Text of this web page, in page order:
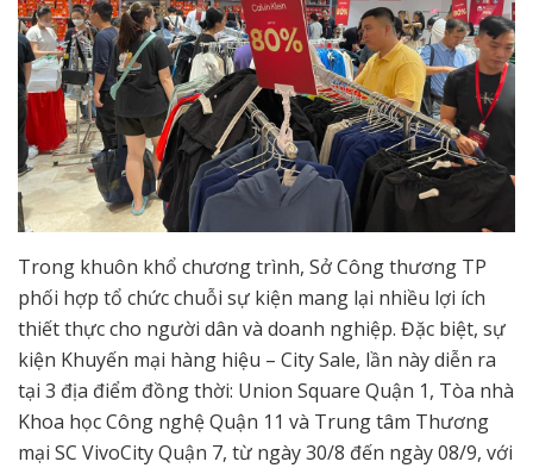
Trong khuôn khổ chương trình, Sở Công thương TP
phối hợp tổ chức chuỗi sự kiện mang lại nhiều lợi ích
thiết thực cho người dân và doanh nghiệp. Đặc biệt, sự
kiện Khuyến mại hàng hiệu – City Sale, lần này diễn ra
tại 3 địa điểm đồng thời: Union Square Quận 1, Tòa nhà
Khoa học Công nghệ Quận 11 và Trung tâm Thương
mại SC VivoCity Quận 7, từ ngày 30/8 đến ngày 08/9, với